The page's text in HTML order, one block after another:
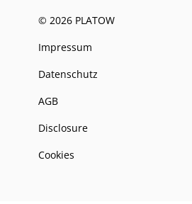
© 2026 PLATOW
Impressum
Datenschutz
AGB
Disclosure
Cookies